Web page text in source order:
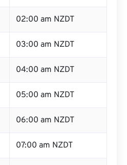
02:00 am NZDT
03:00 am NZDT
04:00 am NZDT
05:00 am NZDT
06:00 am NZDT
07:00 am NZDT